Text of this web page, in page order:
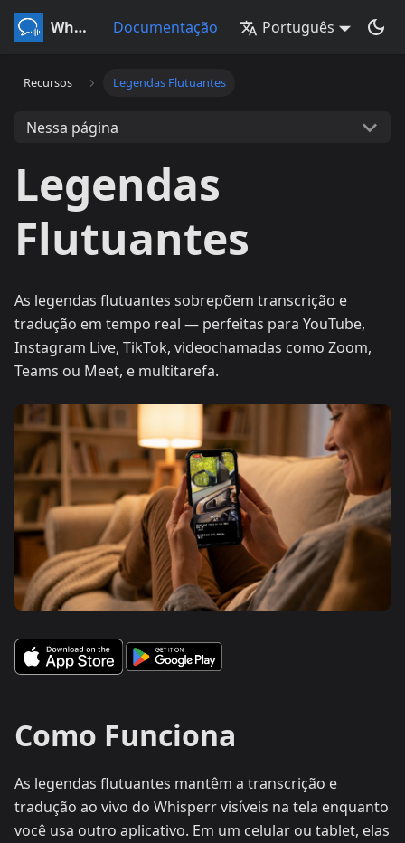
Whisperr Documentação Português
Recursos Legendas Flutuantes
Nessa página
Legendas
Flutuantes
As legendas flutuantes sobrepõem transcrição e
tradução em tempo real — perfeitas para YouTube,
Instagram Live, TikTok, videochamadas como Zoom,
Teams ou Meet, e multitarefa.
Como Funciona
As legendas flutuantes mantêm a transcrição e
tradução ao vivo do Whisperr visíveis na tela enquanto
você usa outro aplicativo. Em um celular ou tablet, elas